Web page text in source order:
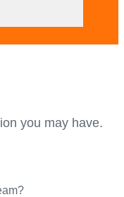
you may have.